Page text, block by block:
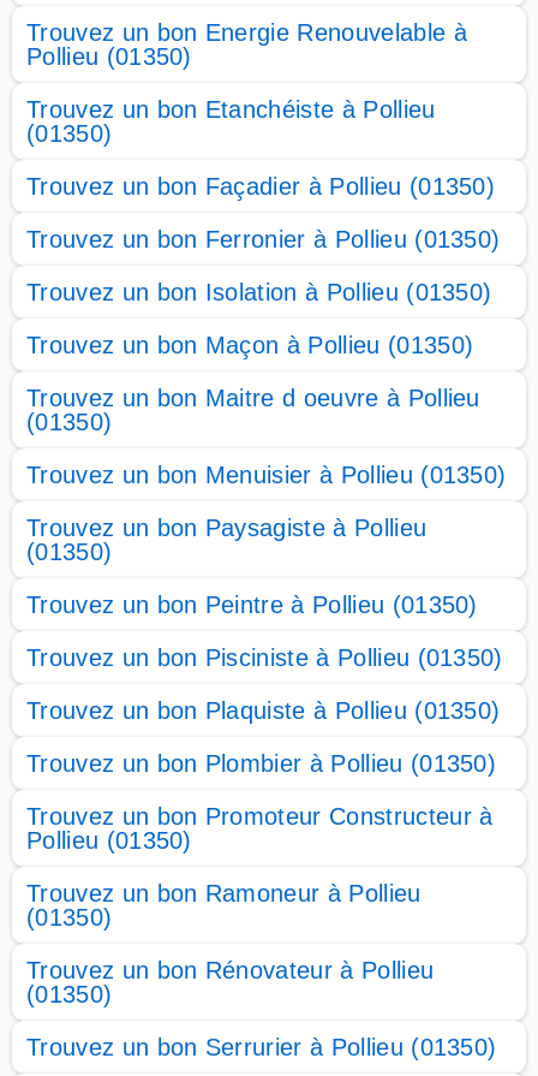
Trouvez un bon Energie Renouvelable à
Pollieu (01350)
Trouvez un bon Etanchéiste à Pollieu
(01350)
Trouvez un bon Façadier à Pollieu (01350)
Trouvez un bon Ferronier à Pollieu (01350)
Trouvez un bon Isolation à Pollieu (01350)
Trouvez un bon Maçon à Pollieu (01350)
Trouvez un bon Maitre d oeuvre à Pollieu
(01350)
Trouvez un bon Menuisier à Pollieu (01350)
Trouvez un bon Paysagiste à Pollieu
(01350)
Trouvez un bon Peintre à Pollieu (01350)
Trouvez un bon Pisciniste à Pollieu (01350)
Trouvez un bon Plaquiste à Pollieu (01350)
Trouvez un bon Plombier à Pollieu (01350)
Trouvez un bon Promoteur Constructeur à
Pollieu (01350)
Trouvez un bon Ramoneur à Pollieu
(01350)
Trouvez un bon Rénovateur à Pollieu
(01350)
Trouvez un bon Serrurier à Pollieu (01350)